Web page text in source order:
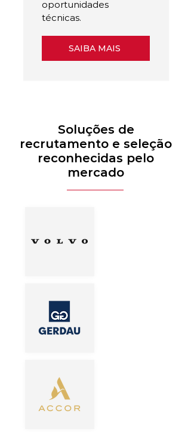
oportunidades
técnicas.
SAIBA MAIS
Soluções de
recrutamento e seleção
reconhecidas pelo
mercado